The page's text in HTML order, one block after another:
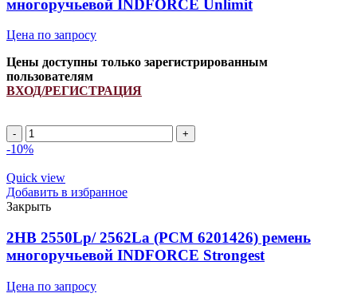
quantity
многоручьевой INDFORCE Unlimit
Цена по запросу
Цены доступны только зарегистрированным
пользователям
ВХОД/РЕГИСТРАЦИЯ
2HB
2750Lp/
(PCM
6201363)
ремень
многоручьевой
INDFORCE
Unlimit
quantity
-10%
Quick view
Добавить в избранное
Закрыть
2HB 2550Lp/ 2562La (PCM 6201426) ремень
многоручьевой INDFORCE Strongest
Цена по запросу